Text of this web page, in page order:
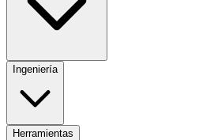
Ingeniería
Herramientas